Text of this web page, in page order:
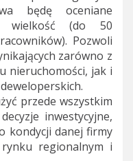
będę oceniane
wielkość (do 50
Pozwoli
zarówno z
nieruchomości, jak i
przede wszystkim
inwestycyjne,
kondycji danej firmy
regionalnym i